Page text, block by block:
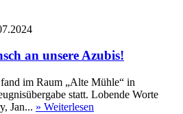
an unsere Azubis!
im Raum „Alte Mühle“ in
statt. Lobende Worte
Jan... » Weiterlesen